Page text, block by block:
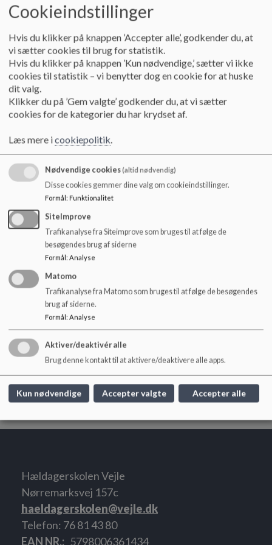
Princip for deltagelse i idrætsundervisningen.pdf
Princip for digital dannelse.docx_.pdf
Princip for skole-hjem samarbejdet.docx_.pdf
princip for vikardækning.doc_.pdf
Princip for klassesammenlægning.docx_.pdf
Princip for sponsorering.docx_.pdf
Årskalender.docx_.pdf
Princip for skolens budget og regnskab.pdf
Hældagerskolen Vejle
Nørremarksvej 157c
haeldagerskolen@vejle.dk
Telefon: 76 81 43 80
EAN NR.
5798006361434
Cookieindstillinger
Hvis du klikker på knappen ’Accepter alle’, godkender du, at
vi sætter cookies til brug for statistik.
Hvis du klikker på knappen ’Kun nødvendige,’ sætter vi ikke
cookies til statistik – vi benytter dog en cookie for at huske
dit valg.
Klikker du på ’Gem valgte’ godkender du, at vi sætter
cookies for de kategorier du har krydset af.
Læs mere icookiepolitik.
Nødvendige cookies(altid nødvendig)
Disse cookies gemmer dine valg om cookieindstillinger.
Formål: Funktionalitet
SiteImprove
Trafikanalyse fra Siteimprove som bruges til at følge de
besøgendes brug af siderne
Formål: Analyse
Matomo
Trafikanalyse fra Matomo som bruges til at følge de besøgendes
brug af siderne.
Formål: Analyse
Aktiver/deaktivér alle
Brug denne kontakt til at aktivere/deaktivere alle apps.
Kun nødvendige Accepter valgte Accepter alle